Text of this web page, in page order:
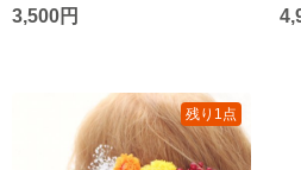
3,500円
残り1点